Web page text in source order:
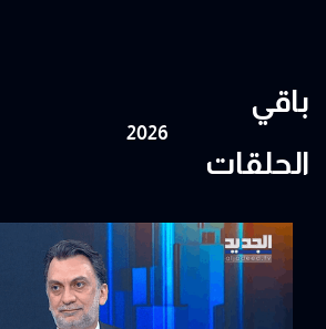
باقي
الحلقات